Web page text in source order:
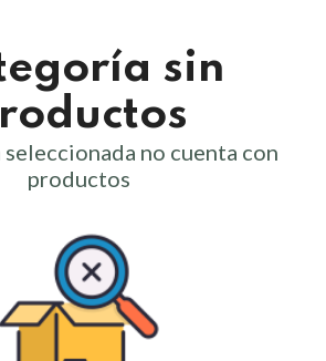
sin
no cuenta con
productos